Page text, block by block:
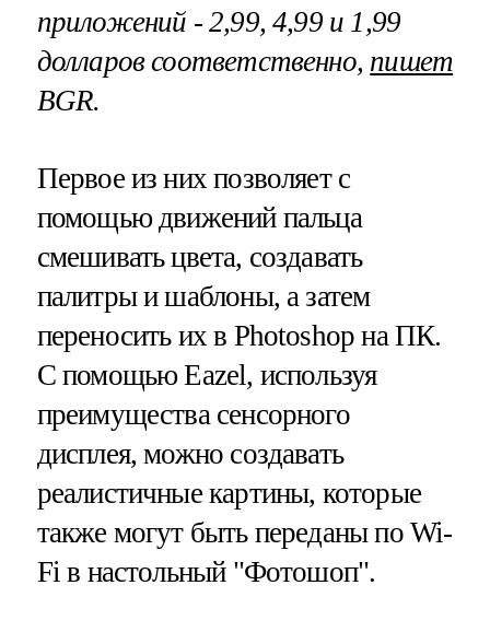
приложений - 2,99, 4,99 и 1,99
долларов соответственно, пишет
BGR.
Первое из них позволяет с
помощью движений пальца
смешивать цвета, создавать
палитры и шаблоны, а затем
переносить их в Photoshop на ПК.
С помощью Eazel, используя
преимущества сенсорного
дисплея, можно создавать
реалистичные картины, которые
также могут быть переданы по Wi-
Fi в настольный "Фотошоп".